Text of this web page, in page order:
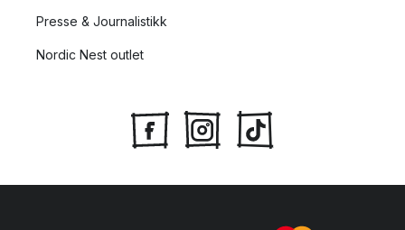
Presse & Journalistikk
Nordic Nest outlet